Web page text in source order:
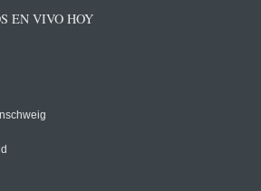
EN VIVO HOY